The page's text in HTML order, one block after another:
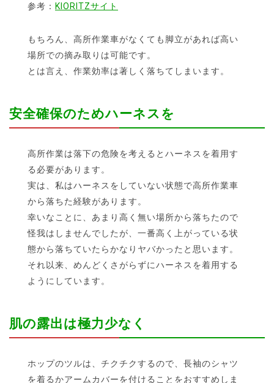
参考： KIORITZサイト
もちろん、高所作業車がなくても脚立があれば高い
場所での摘み取りは可能です。
とは言え、作業効率は著しく落ちてしまいます。
安全確保のためハーネスを
高所作業は落下の危険を考えるとハーネスを着用す
る必要があります。
実は、私はハーネスをしていない状態で高所作業車
から落ちた経験があります。
幸いなことに、あまり高く無い場所から落ちたので
怪我はしませんでしたが、一番高く上がっている状
態から落ちていたらかなりヤバかったと思います。
それ以来、めんどくさがらずにハーネスを着用する
ようにしています。
肌の露出は極力少なく
ホップのツルは、チクチクするので、長袖のシャツ
を着るかアームカバーを付けることをおすすめしま